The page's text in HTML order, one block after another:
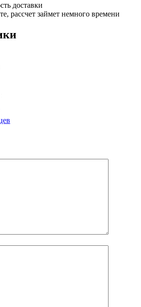
доставки
рассчет займет немного времени